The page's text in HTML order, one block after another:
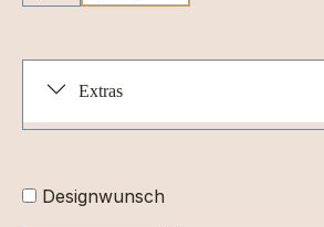
Extras
Designwunsch